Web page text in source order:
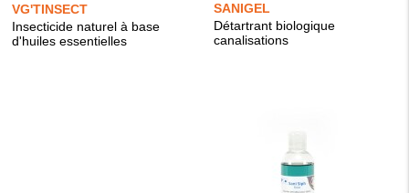
VG'TINSECT
Insecticide naturel à base
d'huiles essentielles
SANIGEL
Détartrant biologique
canalisations